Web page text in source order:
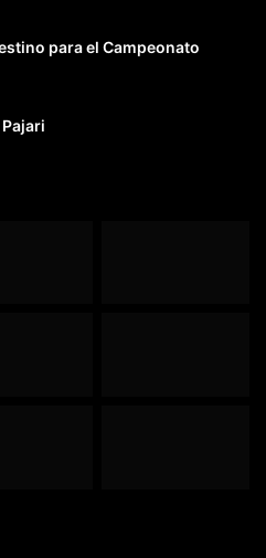
para el Campeonato